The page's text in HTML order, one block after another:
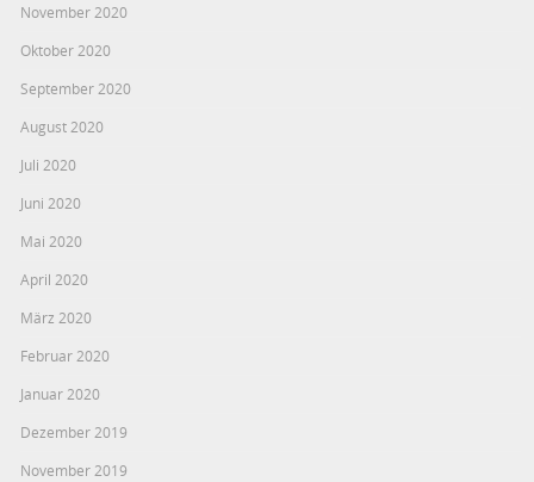
November 2020
Oktober 2020
September 2020
August 2020
Juli 2020
Juni 2020
Mai 2020
April 2020
März 2020
Februar 2020
Januar 2020
Dezember 2019
November 2019